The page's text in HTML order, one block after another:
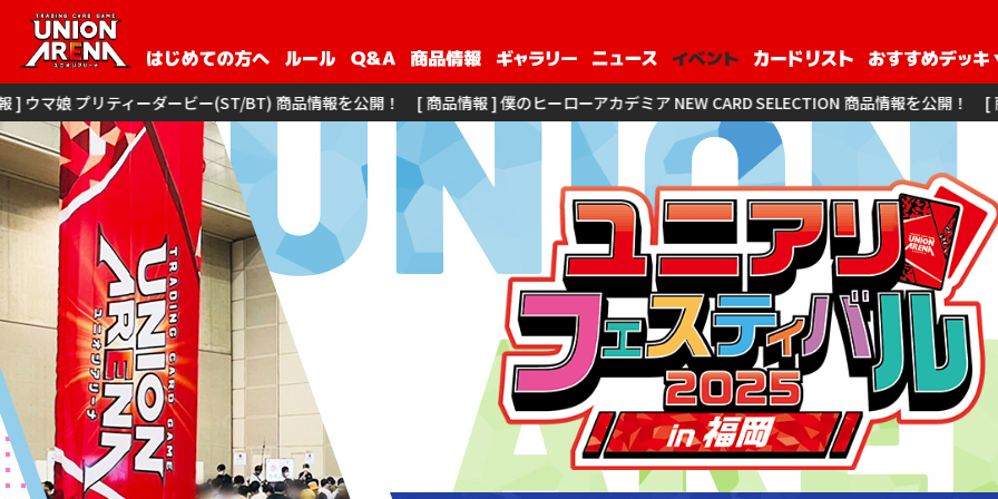
ービー(ST/BT) 商品情報を公開！ [ 商品情報 ] 僕のヒーローアカデミア NEW CARD SELECTION 商品情報を公開！ [ 商品情報 ] アイドルマ